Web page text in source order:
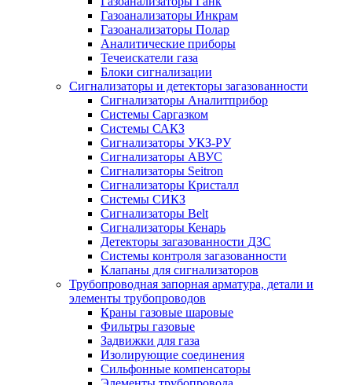
Газоанализаторы Инкрам
Газоанализаторы Полар
Аналитические приборы
Течеискатели газа
Блоки сигнализации
Сигнализаторы и детекторы загазованности
Сигнализаторы Аналитприбор
Системы Саргазком
Системы САКЗ
Сигнализаторы УКЗ-РУ
Сигнализаторы АВУС
Сигнализаторы Seitron
Сигнализаторы Кристалл
Системы СИКЗ
Сигнализаторы Belt
Сигнализаторы Кенарь
Детекторы загазованности ДЗС
Системы контроля загазованности
Клапаны для сигнализаторов
Трубопроводная запорная арматура, детали и
элементы трубопроводов
Краны газовые шаровые
Фильтры газовые
Задвижки для газа
Изолирующие соединения
Сильфонные компенсаторы